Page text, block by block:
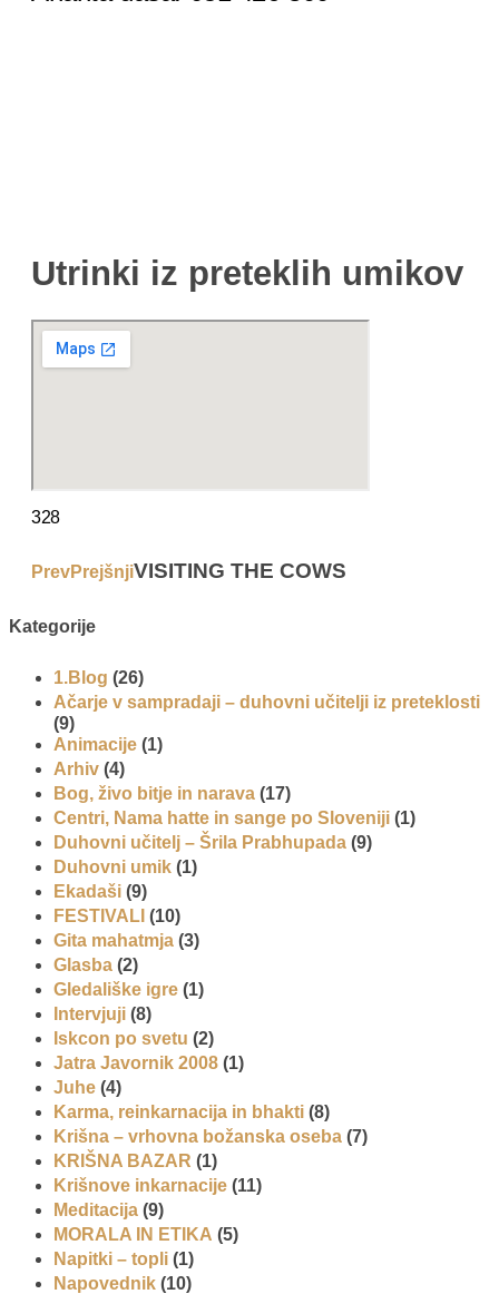
Utrinki iz preteklih umikov
328
PrevPrejšnjiVISITING THE COWS
Kategorije
1.Blog (26)
Ačarje v sampradaji – duhovni učitelji iz preteklosti
(9)
Animacije (1)
Arhiv (4)
Bog, živo bitje in narava (17)
Centri, Nama hatte in sange po Sloveniji (1)
Duhovni učitelj – Šrila Prabhupada (9)
Duhovni umik (1)
Ekadaši (9)
FESTIVALI (10)
Gita mahatmja (3)
Glasba (2)
Gledališke igre (1)
Intervjuji (8)
Iskcon po svetu (2)
Jatra Javornik 2008 (1)
Juhe (4)
Karma, reinkarnacija in bhakti (8)
Krišna – vrhovna božanska oseba (7)
KRIŠNA BAZAR (1)
Krišnove inkarnacije (11)
Meditacija (9)
MORALA IN ETIKA (5)
Napitki – topli (1)
Napovednik (10)